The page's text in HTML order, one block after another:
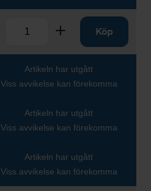
Ta bort Lägg tillKöp
Artikeln har utgått
Viss avvikelse kan förekomma
Artikeln har utgått
Viss avvikelse kan förekomma
Artikeln har utgått
Viss avvikelse kan förekomma